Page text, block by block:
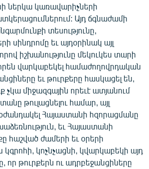
ներկա կառավարիչների
Այդ ճգնաժամի
տեսությունը,
սինդրոմը եւ այդօրինակ այլ
իշխանությունը մեկուկես տարի
վարկաբեկել համաժողովրդական
եւ թուրքերը հասկացել են,
չկա միջազգային որեւէ ատյանում
թուլացնելու համար, այլ
Հայաստանի հզորացմանը
եւ Հայաստանի
հաշված ժամերի եւ օրերի
կգրոհի, կոչնչացնի, կվարկաբեկի այդ
որ թուրքերն ու ադրբեջանցիները